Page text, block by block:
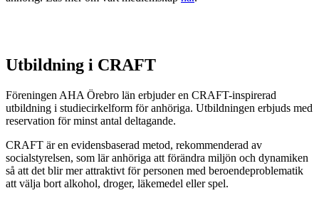
Utbildning i CRAFT
Föreningen AHA Örebro län erbjuder en CRAFT-inspirerad
utbildning i studiecirkelform för anhöriga. Utbildningen erbjuds med
reservation för minst antal deltagande.
CRAFT är en evidensbaserad metod, rekommenderad av
socialstyrelsen, som lär anhöriga att förändra miljön och dynamiken
så att det blir mer attraktivt för personen med beroendeproblematik
att välja bort alkohol, droger, läkemedel eller spel.